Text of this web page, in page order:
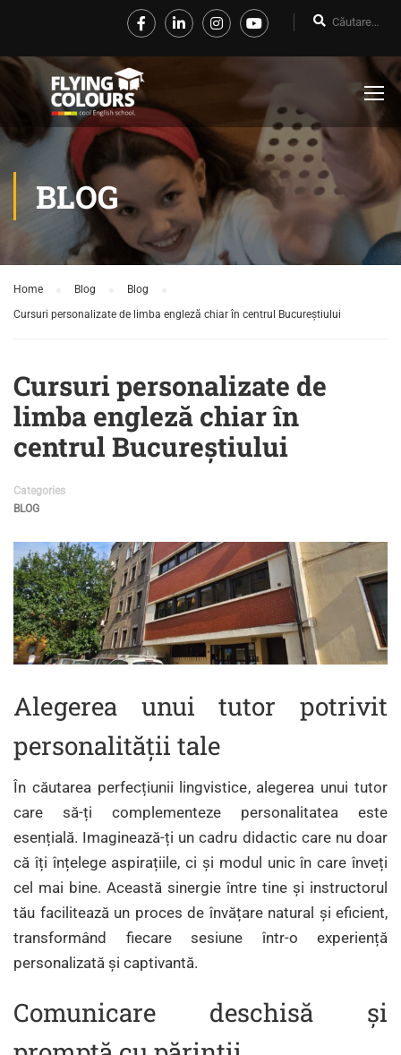
BLOG
Home Blog
Blog
Cursuri personalizate de limba engleză chiar în centrul Bucureștiului
Cursuri personalizate de
limba engleză chiar în
centrul Bucureștiului
Categories
BLOG
Alegerea unui tutor potrivit
personalității tale
În căutarea perfecțiunii lingvistice, alegerea unui tutor
care să-ți complementeze personalitatea este
esențială. Imaginează-ți un cadru didactic care nu doar
că îți înțelege aspirațiile, ci și modul unic în care înveți
cel mai bine. Această sinergie între tine și instructorul
tău facilitează un proces de învățare natural și eficient,
transformând fiecare sesiune într-o experiență
personalizată și captivantă.
Comunicare deschisă și